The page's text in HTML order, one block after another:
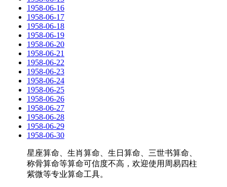
1958-06-16
1958-06-17
1958-06-18
1958-06-19
1958-06-20
1958-06-21
1958-06-22
1958-06-23
1958-06-24
1958-06-25
1958-06-26
1958-06-27
1958-06-28
1958-06-29
1958-06-30
星座算命、生肖算命、生日算命、三世书算命、
称骨算命等算命可信度不高，欢迎使用周易四柱
紫微等专业算命工具。